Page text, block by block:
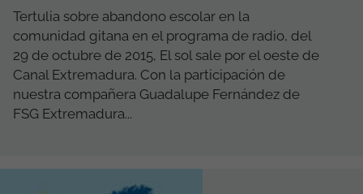
Tertulia sobre abandono escolar en la
comunidad gitana en el programa de radio, del
29 de octubre de 2015, El sol sale por el oeste de
Canal Extremadura. Con la participación de
nuestra compañera Guadalupe Fernández de
FSG Extremadura...